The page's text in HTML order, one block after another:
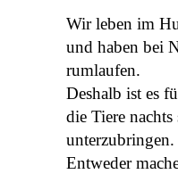
Wir leben im
und haben bei
rumlaufen.
Deshalb ist es
die Tiere
unterzubringen.
Entweder